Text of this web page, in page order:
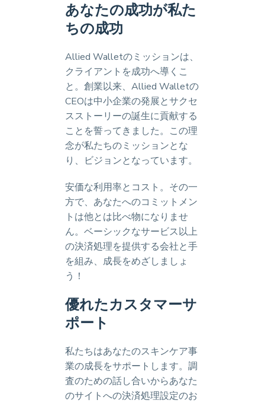
あなたの成功が私た
ちの成功
Allied Walletのミッションは、
クライアントを成功へ導くこ
と。創業以来、Allied Walletの
CEOは中小企業の発展とサクセ
スストーリーの誕生に貢献する
ことを誓ってきました。この理
念が私たちのミッションとな
り、ビジョンとなっています。
安価な利用率とコスト。その一
方で、あなたへのコミットメン
トは他とは比べ物になりませ
ん。ベーシックなサービス以上
の決済処理を提供する会社と手
を組み、成長をめざしましょ
う！
優れたカスタマーサ
ポート
私たちはあなたのスキンケア事
業の成長をサポートします。調
査のための話し合いからあなた
のサイトへの決済処理設定のお